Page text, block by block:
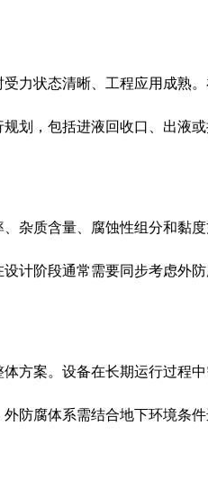
力状态清晰、工程应用成熟
划，包括进液回收口、出液
杂质含量、腐蚀性组分和黏
计阶段通常需要同步考虑外
方案。设备在长期运行过程
防腐体系需结合地下环境条